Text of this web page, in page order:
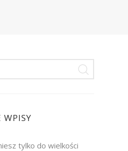
WPISY
tylko do wielkości